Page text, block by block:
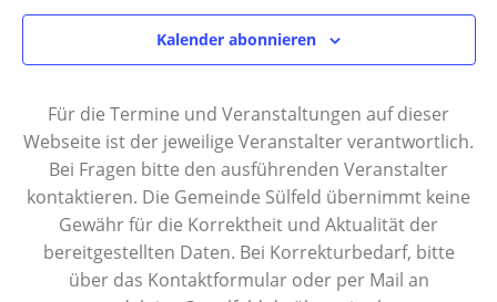
Kalender abonnieren
Für die Termine und Veranstaltungen auf dieser
Webseite ist der jeweilige Veranstalter verantwortlich.
Bei Fragen bitte den ausführenden Veranstalter
kontaktieren. Die Gemeinde Sülfeld übernimmt keine
Gewähr für die Korrektheit und Aktualität der
bereitgestellten Daten. Bei Korrekturbedarf, bitte
über das Kontaktformular oder per Mail an